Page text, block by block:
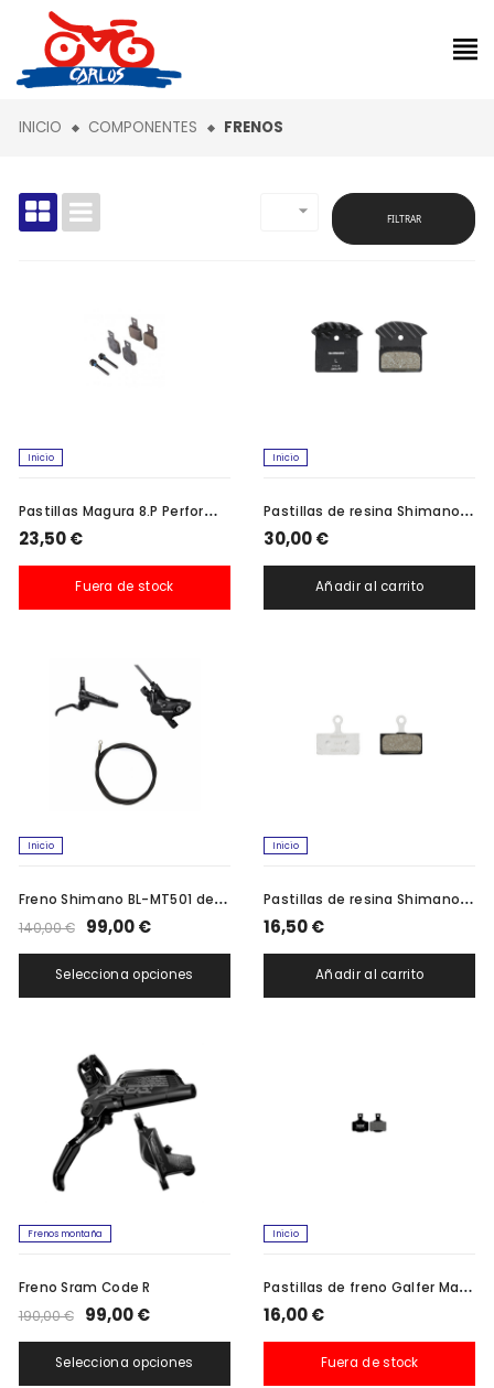
INICIO COMPONENTES FRENOS
 FILTRAR
Inicio
P
astillas Magura 8.P Performance para MT
23,50 €
Fuera de stock
Inicio
P
astillas de resina Shimano J05A
30,00 €
Añadir al carrito
Inicio
F
reno Shimano BL-MT501 de 4 pistones
140,00 € 99,00 €
Selecciona opciones
Inicio
P
astillas de resina Shimano G05A
16,50 €
Añadir al carrito
Frenos montaña
Freno Sram Code R
190,00 €
99,00 €
Selecciona opciones
Inicio
P
astillas de freno Galfer Magura Mt2, Mt4, Mt6, Mt8
16,00 €
Fuera de stock